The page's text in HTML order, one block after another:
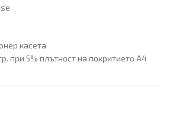
касета
при 5% плътност на покритието А4